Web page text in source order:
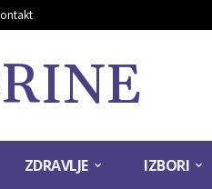
ZDRAVLJE IZBORI